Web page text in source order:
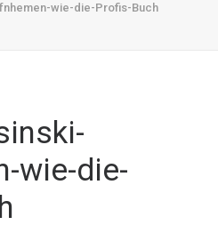
wie-die-Profis-Buch
wie-die-